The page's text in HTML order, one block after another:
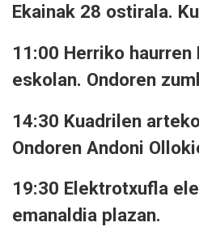
Ekainak 28 ostirala.
11:00 Herriko
eskolan. Ondoren
14:30 Kuadrilen
Ondoren Andoni
19:30 Elektrotxufla
emanaldia plazan.